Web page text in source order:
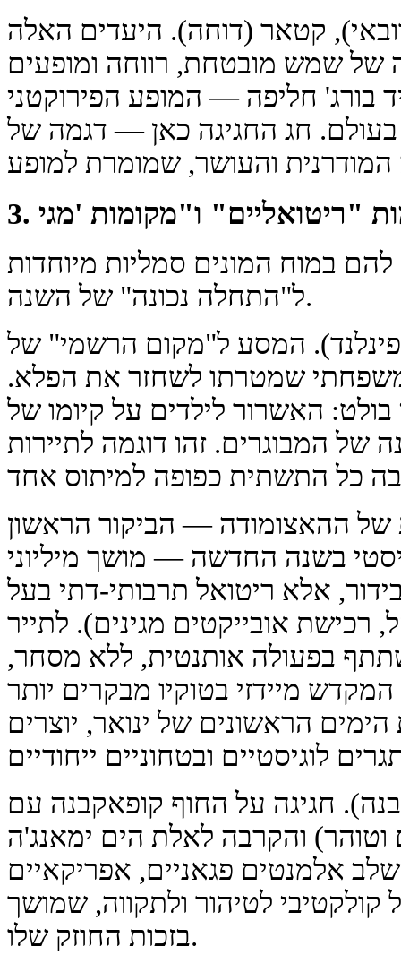
קטאר (דוחה). היעדים האלה
של שמש מובטחת, רווחה ומופעים
בורג' חליפה — המופע הפירוקטני
בעולם. חג החגיגה כאן — דגמה של
במוח המונים סמליות מיוחדות
ל"התחלה נכונה" של השנה.
פינלנד). המסע ל"מקום הרשמי" של
שמטרתו לשחזר את הפלא.
בולט: האשרור לילדים על קיומו של
של המבוגרים. זהו דוגמה לתיירות
של ההאצומודה — הביקור הראשון
בשנה החדשה — מושך מיליוני
אלא ריטואל תרבותי-דתי בעל
אובייקטים מגינים). לתייר
בפעולה אותנטית, ללא מסחר,
מיידזי בטוקיו מבקרים יותר
הימים הראשונים של ינואר, יוצרים
חגיגה על החוף קופאקבנה עם
והקרבה לאלת הים ימאנג'ה
אלמנטים פגאניים, אפריקאיים
קולקטיבי לטיהור ולתקווה, שמושך
בזכות החוזק שלו.